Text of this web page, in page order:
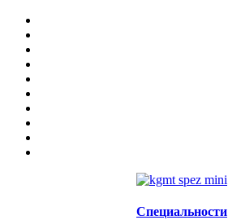
Специальности